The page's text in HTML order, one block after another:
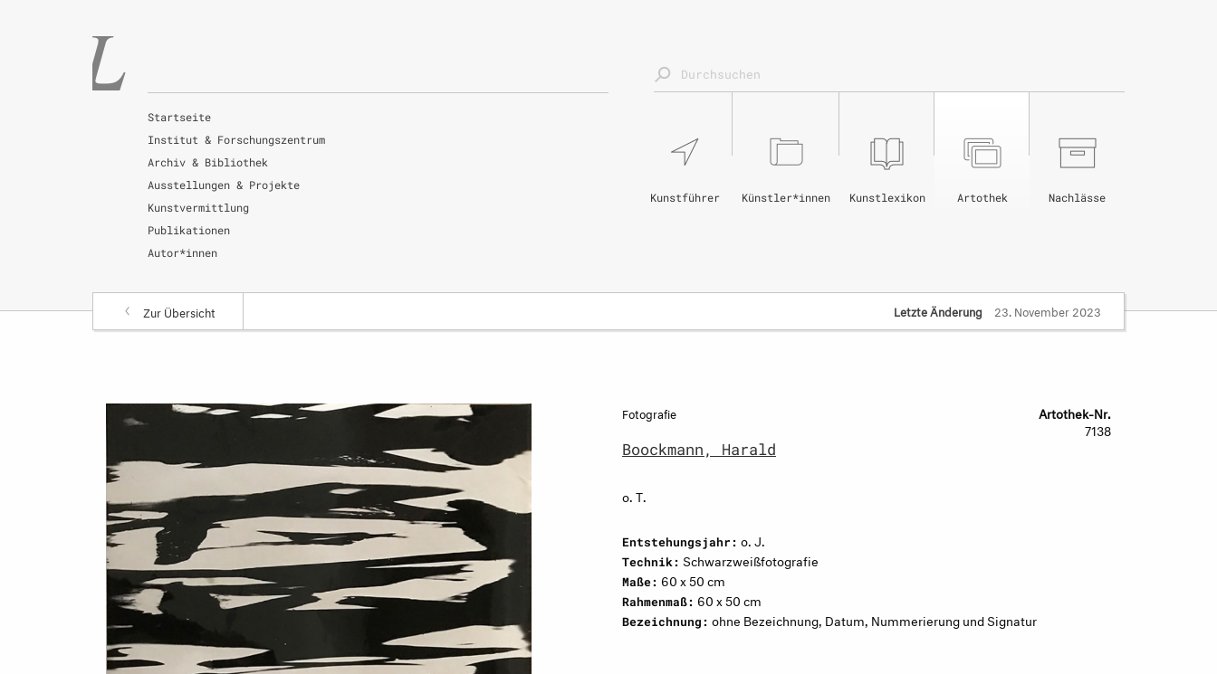
Startseite
Institut & Forschungszentrum
Archiv & Bibliothek
Ausstellungen & Projekte
Kunstvermittlung
Publikationen
Autor*innen
Nachlässe
Artothek
Kunstlexikon
Künstler*innen
Kunstführer
Zur Übersicht Letzte Änderung 23. November 2023
Fotografie
Boockmann, Harald
o. T.
Artothek-Nr.
7138
Entstehungsjahr: o. J.
Technik: Schwarzweißfotografie
Maße: 60 x 50 cm
Rahmenmaß: 60 x 50 cm
Bezeichnung: ohne Bezeichnung, Datum, Nummerierung und Signatur